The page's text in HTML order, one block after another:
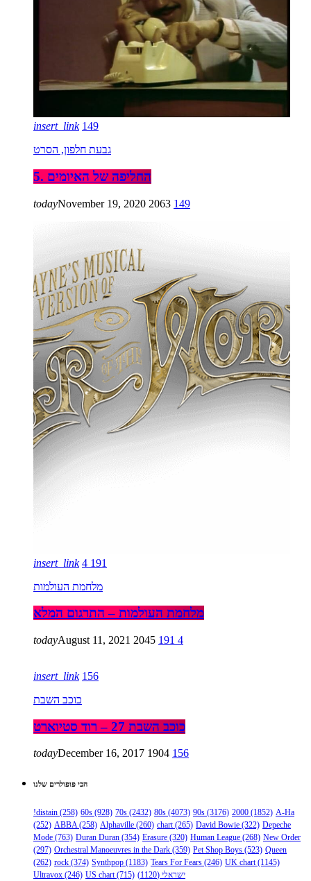
insert_link 149
גבעת חלפון, הסרט
5. החליפה של האיומים
todayNovember 19, 2020 2063 149
insert_link 4 191
מלחמת העולמות
מלחמת העולמות – התרגום המלא
todayAugust 11, 2021 2045 191 4
insert_link 156
כוכב השבת
כוכב השבת 27 – רוד סטיוארט
todayDecember 16, 2017 1904 156
הכי פופולרים שלנו
!distain (258) 60s (928) 70s (2432) 80s (4073) 90s (3176) 2000 (1852) A-Ha
(252) ABBA(258) Alphaville (260) chart(265) David Bowie (322) Depeche
Mode (763) Duran Duran (354) Erasure (320) Human League (268) New Order
(297) Orchestral Manoeuvres in the Dark (359) Pet Shop Boys (523) Queen
(262) rock (374) Synthpop (1183) Tears For Fears (246) UK chart(1145)
Ultravox (246) US chart(715) ישראלי (1120)